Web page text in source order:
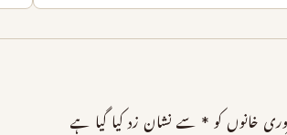
خانوں کو * سے نشان زد کیا گیا ہے